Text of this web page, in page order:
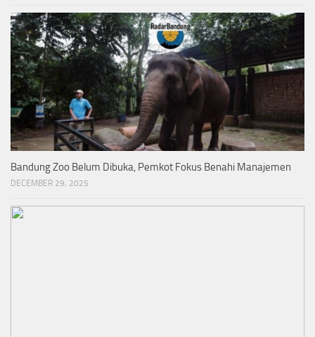
Bandung Zoo Belum Dibuka, Pemkot Fokus Benahi Manajemen
DECEMBER 29, 2025